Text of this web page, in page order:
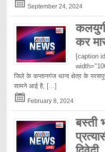
September 24, 2024
कर
[caption
जिले के कप्तानगंज थाना क्षेत्र के
सामने आई है, [...]
February 8, 2024
बस्ती